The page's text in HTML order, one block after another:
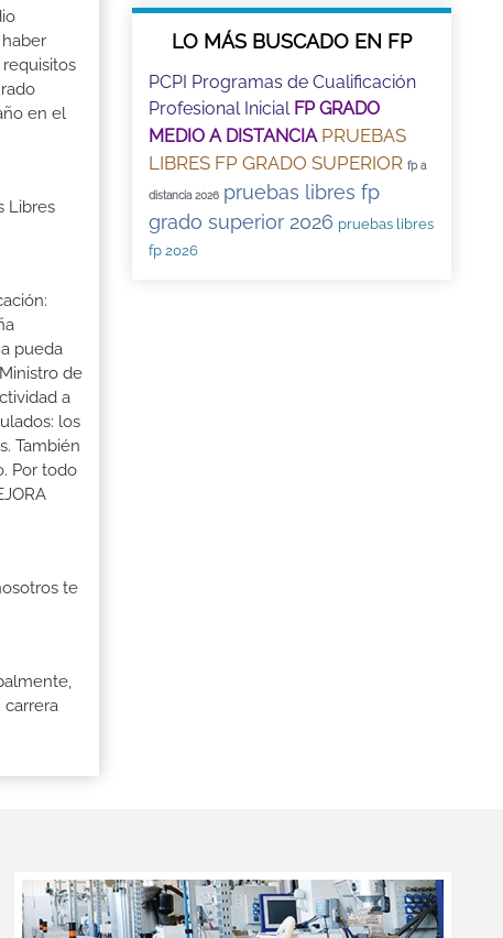
en el
Libres
pueda
de
a
los
También
Por todo
te
LO MÁS BUSCADO EN FP
PCPI Programas de Cualificación
Profesional Inicial FP GRADO
MEDIO A DISTANCIA PRUEBAS
LIBRES FP GRADO SUPERIOR fp a
distancia 2026 pruebas libres fp
grado superior 2026 pruebas libres
fp 2026